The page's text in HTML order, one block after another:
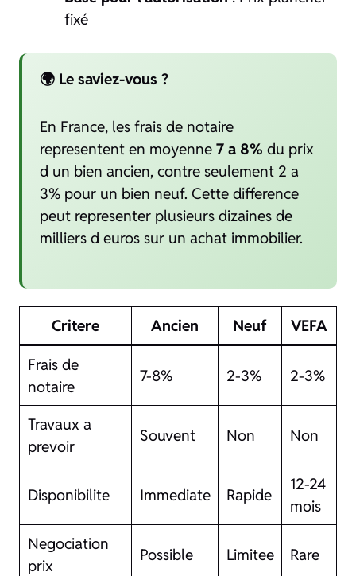
fixé
🌍 Le saviez-vous ?
En France, les frais de notaire
representent en moyenne 7 a 8% du prix
d un bien ancien, contre seulement 2 a
3% pour un bien neuf. Cette difference
peut representer plusieurs dizaines de
milliers d euros sur un achat immobilier.
Critere Ancien Neuf VEFA
Frais de
notaire
7-8% 2-3% 2-3%
Travaux a
prevoir
Souvent Non Non
Disponibilite Immediate Rapide
12-24
mois
Negociation
prix
Possible Limitee Rare